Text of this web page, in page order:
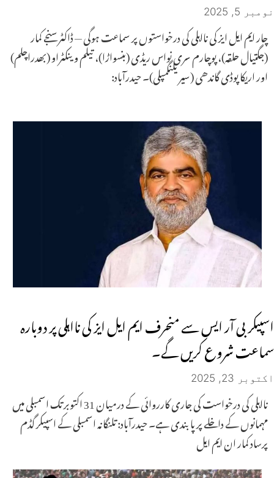
نومبر 5, 2025
چار ایم ایل ایز کی نااہلی کی درخواستوں پر سماعت ہوگی — ڈاکٹر سنجے کمار
(جگتیال حلقہ)، پوچارم سری نواس ریڈی (بنسواڑا)، تیلم وینکٹراو (بھدراچلم)
اور اریکاپوڈی گاندھی (سیریلنگمپلی)۔ حیدرآباد:
اسپیکر بی آر ایس سے منحرف ایم ایل ایز کی نااہلی پر دوبارہ
سماعت شروع کریں گے۔
اکتوبر 23, 2025
نااہلی کی درخواست کی جاری کارروائی کے درمیان 31 اکتوبر تک اسمبلی میں
مہمانوں کے داخلے پر پابندی ہے۔ حیدرآباد: تلنگانہ اسمبلی کے اسپیکر گڈم
پرساد کمار ان ایم ایل